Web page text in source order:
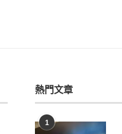
熱門文章
1